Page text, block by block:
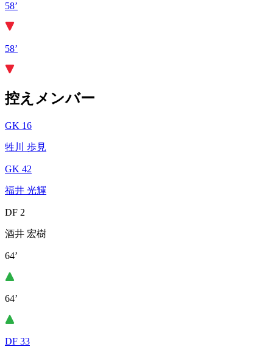
58’
58’
控えメンバー
GK 16
牲川 歩見
GK 42
福井 光輝
DF 2
酒井 宏樹
64’
64’
DF 33